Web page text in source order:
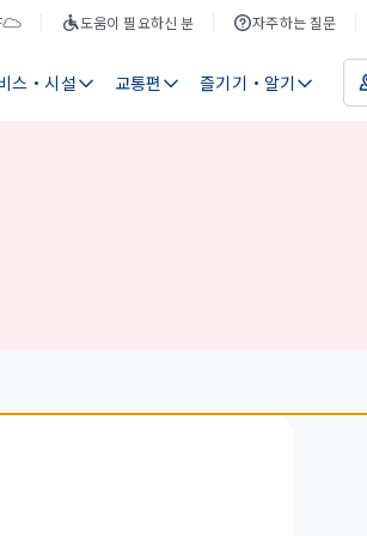
도움이 필요하신 분 자주하는 질문
스・시설 교통편 즐기기・알기